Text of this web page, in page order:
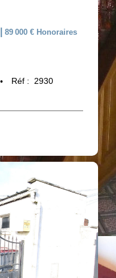
89 000 € Honoraires
Réf : 2930